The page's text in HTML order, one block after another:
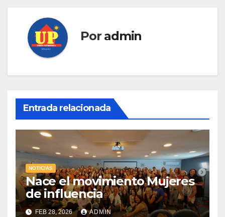
Por admin
Entrada relacionada
NOTICIAS
Nace el movimiento Mujeres
de influencia
FEB 28, 2026 ADMIN